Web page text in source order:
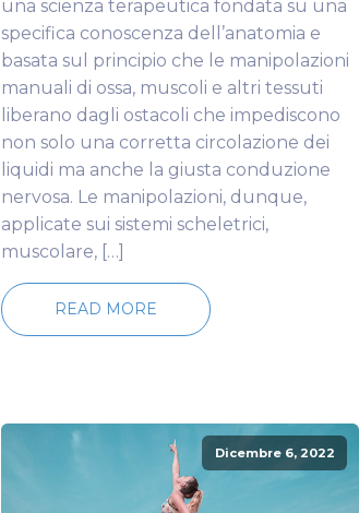
una scienza terapeutica fondata su una
specifica conoscenza dell’anatomia e
basata sul principio che le manipolazioni
manuali di ossa, muscoli e altri tessuti
liberano dagli ostacoli che impediscono
non solo una corretta circolazione dei
liquidi ma anche la giusta conduzione
nervosa. Le manipolazioni, dunque,
applicate sui sistemi scheletrici,
muscolare, […]
READ MORE
Dicembre 6, 2022